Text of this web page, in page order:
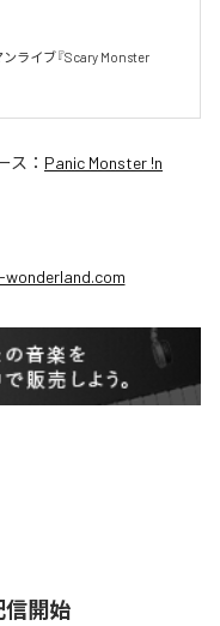
ライブ『Scary Monster
ス： Panic Monster !n
信開始